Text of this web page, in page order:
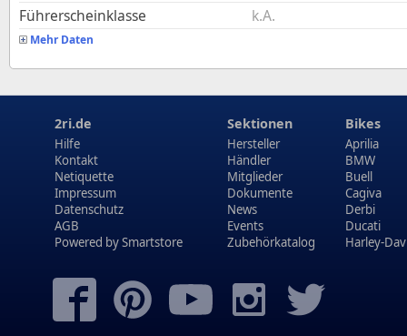
Führerscheinklasse
k.A.
Mehr Daten
2ri.de
Hilfe
Kontakt
Netiquette
Impressum
Datenschutz
AGB
Powered bySmartstore
Sektionen
Hersteller
Händler
Mitglieder
Dokumente
News
Events
Zubehörkatalog
Bikes
Aprilia
BMW
Buell
Cagiva
Derbi
Ducati
Harley-